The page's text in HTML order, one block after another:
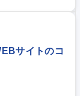
応し入社直後は代
えますので未経
す。まずは機材の
としての技術を身
サイトのコ